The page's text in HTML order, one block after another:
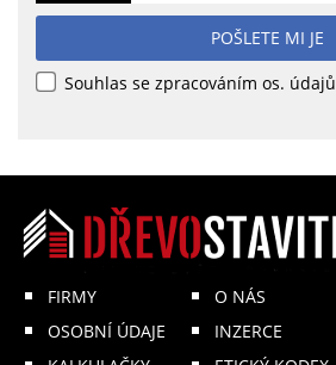
POŠLETE MI JE
Souhlas se zpracováním os. údajů
FIRMY
OSOBNÍ ÚDAJE
O NÁS
INZERCE